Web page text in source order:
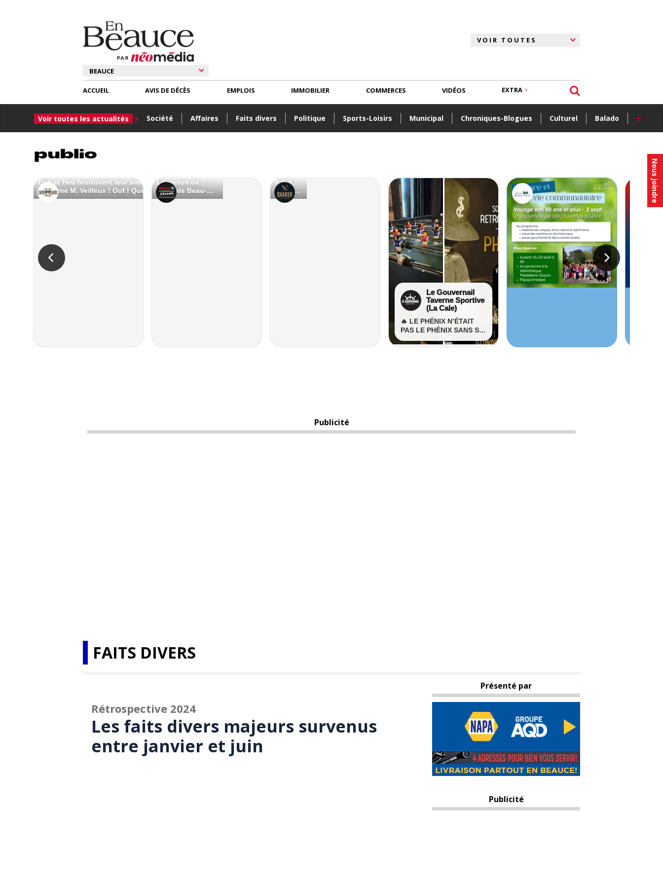
Nous joindre
ACCUEIL
Voir toutes les actualités Société Affaires Faits divers Politique Sports-Loisirs Municipal Chroniques-Blogues Culturel Balado +
AVIS DE DÉCÈS EMPLOIS IMMOBILIER COMMERCES VIDÉOS EXTRA
Publicité
FAITS DIVERS
Rétrospective 2024
Les faits divers majeurs survenus
entre janvier et juin
Présenté par
Publicité